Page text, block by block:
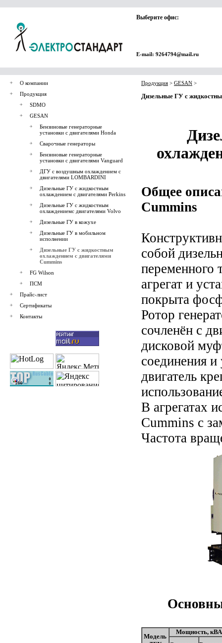
Выберите офис:
E-mail: 9264794@mail.ru
О компании
Продукция
SDMO
GESAN
Бензиновые генераторные
установки с двигателями Honda
Сварочные генераторы
Бензиновые генераторные
установки с двигателями Vanguard
ДГУ с воздушным охлаждением с
двигателями LOMBARDINI
Дизельные ГУ с жидкостным
охлаждением с двигателями Perkins
Дизельные ГУ с жидкостным
охлаждениемс двигателями Volvo
Дизельные ГУ в кожухе
Дизельные ГУ в мобильном
исполнении
Дизельные ГУ с жидкостным
охлаждением с двигателями
Cummins
FG Wilson
ПСМ
Прайс-лист
Сертификаты
Контакты
Продукция > GESAN >
Дизельные ГУ с
Общее
Cummins
собой
переменного
агрегат и
покрыта
Ротор
сочленён с
дисковой
соединения
двигатель
В агрегатах
Cummins с
Частота
Модель
Мощность, кВА